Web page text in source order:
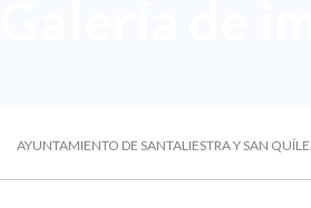
AYUNTAMIENTO DE SANTALIESTRA Y SAN